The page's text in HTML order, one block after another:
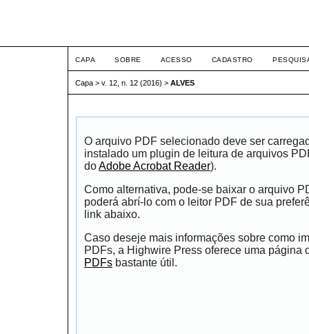
CAPA SOBRE ACESSO CADASTRO
Capa > v. 12, n. 12 (2016) > ALVES
O arquivo PDF selecionado deve ser
instalado um plugin de leitura de arquivos
doAdobe Acrobat Reader).
Como alternativa, pode-se baixar o arquivo
poderá abrí-lo com o leitor PDF de sua
link abaixo.
Caso deseje mais informações sobre como
PDFs, a Highwire Press oferece uma página
PDFs bastante útil.